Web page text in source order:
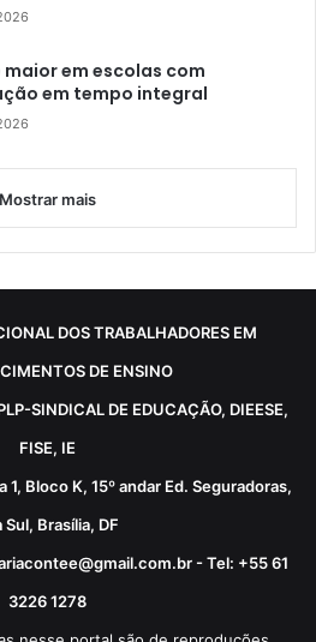
maior em escolas com
em tempo integral
Mostrar mais
DOS TRABALHADORES EM
DE ENSINO
SINDICAL DE EDUCAÇÃO, DIEESE,
FISE, IE
Bloco K, 15º andar Ed. Seguradoras,
Sul, Brasília, DF
- Tel: +55 61
3226 1278